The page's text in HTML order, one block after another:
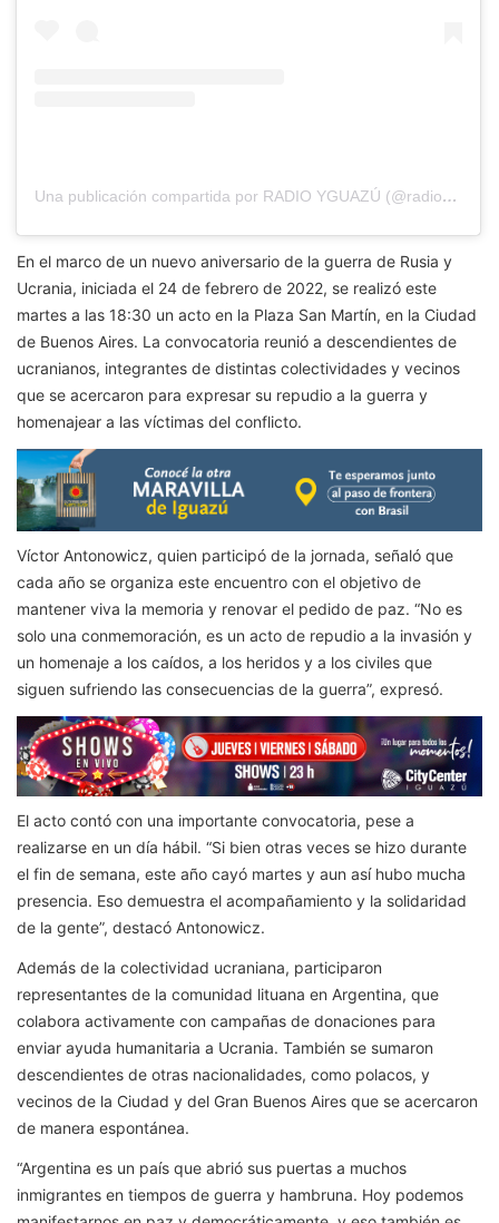
Una publicación compartida por RADIO YGUAZÚ (@radioyguazu)
En el marco de un nuevo aniversario de la guerra de Rusia y
Ucrania, iniciada el 24 de febrero de 2022, se realizó este
martes a las 18:30 un acto en la Plaza San Martín, en la Ciudad
de Buenos Aires. La convocatoria reunió a descendientes de
ucranianos, integrantes de distintas colectividades y vecinos
que se acercaron para expresar su repudio a la guerra y
homenajear a las víctimas del conflicto.
Víctor Antonowicz, quien participó de la jornada, señaló que
cada año se organiza este encuentro con el objetivo de
mantener viva la memoria y renovar el pedido de paz. “No es
solo una conmemoración, es un acto de repudio a la invasión y
un homenaje a los caídos, a los heridos y a los civiles que
siguen sufriendo las consecuencias de la guerra”, expresó.
El acto contó con una importante convocatoria, pese a
realizarse en un día hábil. “Si bien otras veces se hizo durante
el fin de semana, este año cayó martes y aun así hubo mucha
presencia. Eso demuestra el acompañamiento y la solidaridad
de la gente”, destacó Antonowicz.
Además de la colectividad ucraniana, participaron
representantes de la comunidad lituana en Argentina, que
colabora activamente con campañas de donaciones para
enviar ayuda humanitaria a Ucrania. También se sumaron
descendientes de otras nacionalidades, como polacos, y
vecinos de la Ciudad y del Gran Buenos Aires que se acercaron
de manera espontánea.
“Argentina es un país que abrió sus puertas a muchos
inmigrantes en tiempos de guerra y hambruna. Hoy podemos